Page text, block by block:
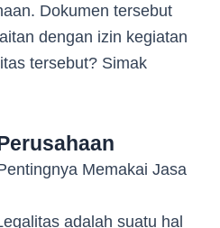
Dokumen tersebut
dengan izin kegiatan
tersebut? Simak
adalah suatu hal